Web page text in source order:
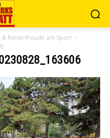
Riesenfreude am Sport